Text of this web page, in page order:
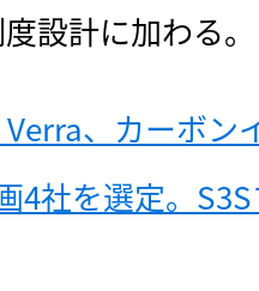
設計に加わる。
Verra、カーボ
4社を選定。